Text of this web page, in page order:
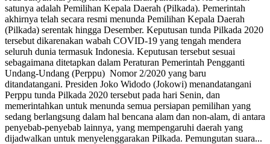
satunya adalah Pemilihan Kepala Daerah (Pilkada). Pemerintah
akhirnya telah secara resmi menunda Pemilihan Kepala Daerah
(Pilkada) serentak hingga Desember. Keputusan tunda Pilkada 2020
tersebut dikarenakan wabah COVID-19 yang tengah mendera
seluruh dunia termasuk Indonesia. Keputusan tersebut sesuai
sebagaimana ditetapkan dalam Peraturan Pemerintah Pengganti
Undang-Undang (Perppu) Nomor 2/2020 yang baru
ditandatangani. Presiden Joko Widodo (Jokowi) menandatangani
Perppu tunda Pilkada 2020 tersebut pada hari Senin, dan
memerintahkan untuk menunda semua persiapan pemilihan yang
sedang berlangsung dalam hal bencana alam dan non-alam, di antara
penyebab-penyebab lainnya, yang mempengaruhi daerah yang
dijadwalkan untuk menyelenggarakan Pilkada. Pemungutan suara...